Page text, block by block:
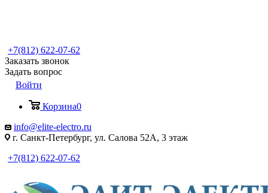
+7(812) 622-07-62
Заказать звонок
Задать вопрос
Войти
Корзина0
info@elite-electro.ru
г. Санкт-Петербург, ул. Салова 52А, 3 этаж
+7(812) 622-07-62